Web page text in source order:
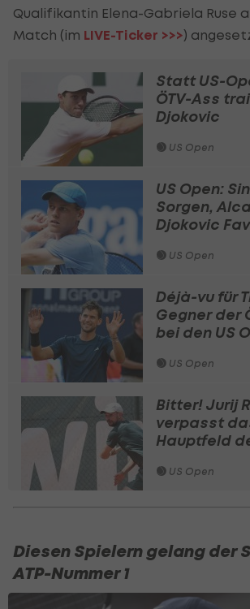
Qualifikantin Elena-Gabriela Ruse
Match (im LIVE-Ticker >>>)
Statt US-
ÖTV-Ass
Djokovic
US Open
US Open:
Sorgen,
Djokovic
US Open
Déjà-vu für
Gegner der
bei den US
US Open
Bitter! Jurij
verpasst
Hauptfeld
US Open
Diesen Spielern gelang der
ATP-Nummer 1